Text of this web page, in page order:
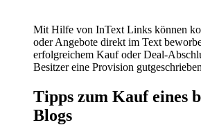
Mit Hilfe von InText Links können
oder Angebote direkt im Text
erfolgreichem Kauf oder Deal-
Besitzer eine Provision
Tipps zum Kauf eines
Blogs